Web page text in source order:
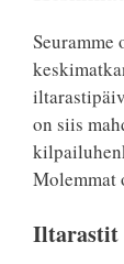
Seuramme
on siis
Molemmat
Iltarastit